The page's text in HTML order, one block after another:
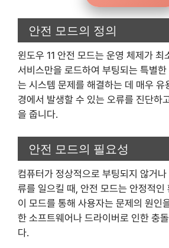
안전 모드의 정의
윈도우 11 안전 모드는 운영 체제가 최
서비스만을 로드하여 부팅되는 특별
는 시스템 문제를 해결하는 데 매우 유
경에서 발생할 수 있는 오류를 진단하
을 줍니다.
안전 모드의 필요성
컴퓨터가 정상적으로 부팅되지 않거
류를 일으킬 때, 안전 모드는 안정적인
이 모드를 통해 사용자는 문제의 원인
한 소프트웨어나 드라이버로 인한 충
다.